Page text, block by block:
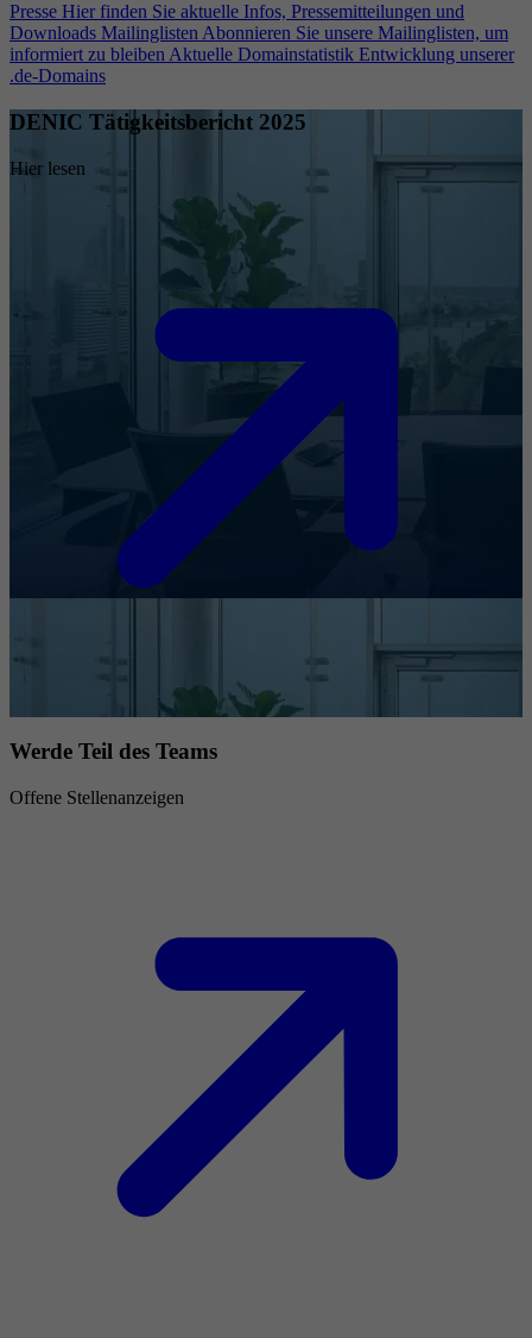
Presse Hier finden Sie aktuelle Infos, Pressemitteilungen und
Downloads Mailinglisten Abonnieren Sie unsere Mailinglisten, um
informiert zu bleiben Aktuelle Domainstatistik Entwicklung unserer
.de-Domains
DENIC Tätigkeitsbericht 2025
Hier lesen
Werde Teil des Teams
Offene Stellenanzeigen